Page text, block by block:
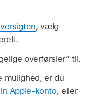
, vælg
overførsler” til.
mulighed, er du
Apple-konto, eller